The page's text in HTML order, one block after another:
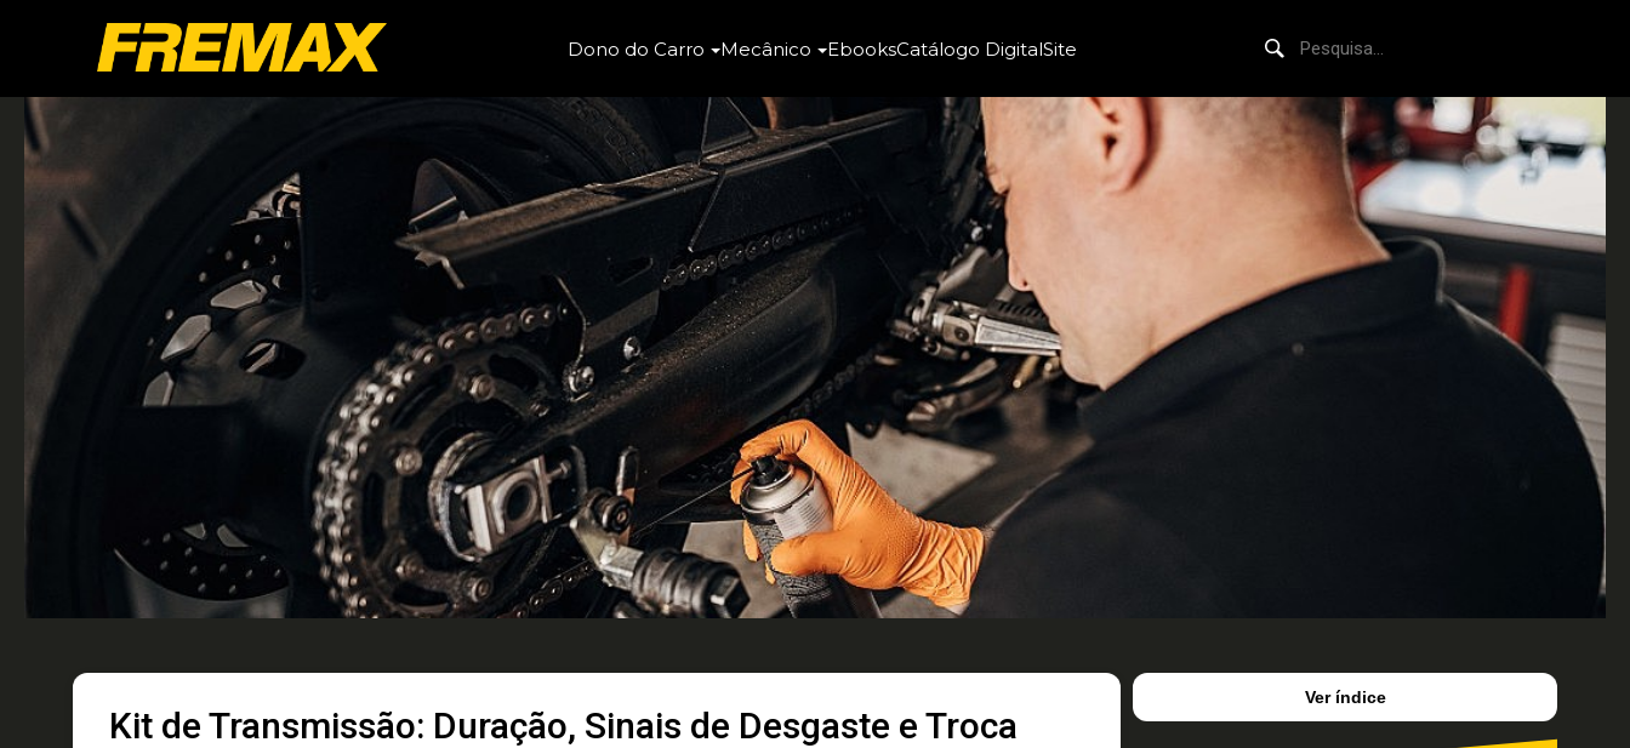
Dono do Carro Mecânico EbooksCatálogo DigitalSite
Kit de Transmissão: Duração, Sinais de Desgaste e Troca
Ver índice